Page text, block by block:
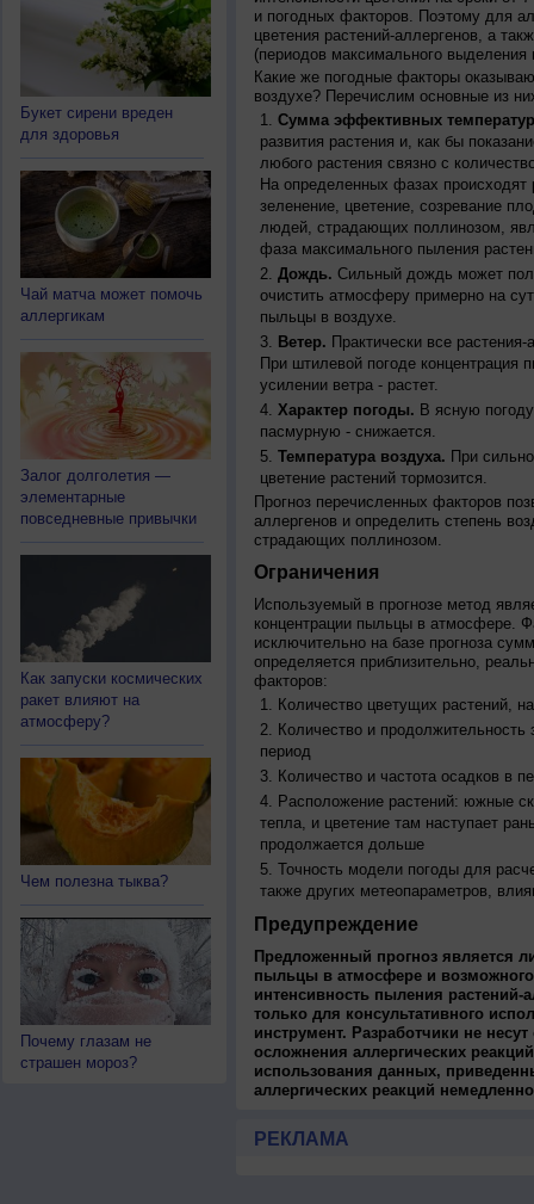
Букет сирени вреден
для здоровья
Чай матча может помочь
аллергикам
Залог долголетия —
элементарные
повседневные привычки
Как запуски космических
ракет влияют на
атмосферу?
Чем полезна тыква?
Почему глазам не
страшен мороз?
и погодных факторов. Поэтому для
цветения растений-аллергенов, а
(периодов максимального
Какие же погодные факторы
воздухе? Перечислим основные из
Сумма эффективных
развития растения и, как бы
любого растения связно с
На определенных фазах происходят
зеленение, цветение, созревание
людей, страдающих поллинозом,
фаза максимального пыления
Дождь. Сильный дождь может
очистить атмосферу примерно на
пыльцы в воздухе.
Ветер. Практически все
При штилевой погоде
усилении ветра - растет.
Характер погоды. В ясную
пасмурную - снижается.
Температура воздуха. При
цветение растений тормозится.
Прогноз перечисленных факторов
аллергенов и определить степень
страдающих поллинозом.
Ограничения
Используемый в прогнозе метод
концентрации пыльцы в атмосфере.
исключительно на базе прогноза
определяется приблизительно,
факторов:
Количество цветущих растений,
Количество и продолжительность
период
Количество и частота осадков в
Расположение растений: южные
тепла, и цветение там наступает
продолжается дольше
Точность модели погоды для
также других метеопараметров,
Предупреждение
Предложенный прогноз является
пыльцы в атмосфере и
интенсивность пыления растений-
только для консультативного
инструмент. Разработчики не
осложнения аллергических
использования данных,
аллергических реакций
РЕКЛАМА